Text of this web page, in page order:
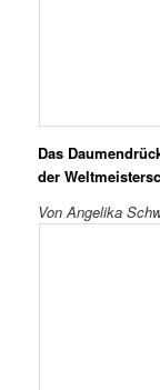
Das
der
Von Angelika